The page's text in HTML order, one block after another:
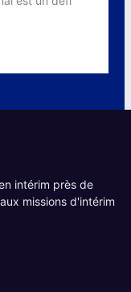
intérim près de
missions d'intérim